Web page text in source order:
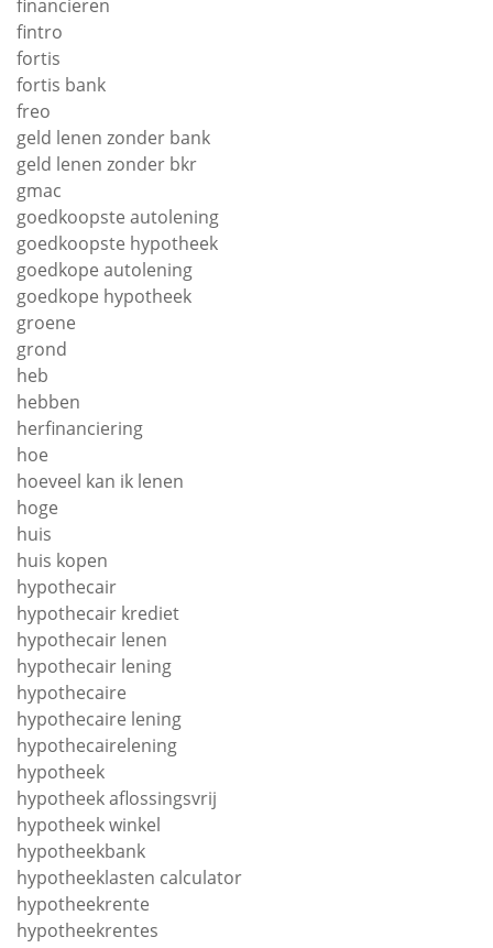
financieren
fintro
fortis
fortis bank
freo
geld lenen zonder bank
geld lenen zonder bkr
gmac
goedkoopste autolening
goedkoopste hypotheek
goedkope autolening
goedkope hypotheek
groene
grond
heb
hebben
herfinanciering
hoe
hoeveel kan ik lenen
hoge
huis
huis kopen
hypothecair
hypothecair krediet
hypothecair lenen
hypothecair lening
hypothecaire
hypothecaire lening
hypothecairelening
hypotheek
hypotheek aflossingsvrij
hypotheek winkel
hypotheekbank
hypotheeklasten calculator
hypotheekrente
hypotheekrentes